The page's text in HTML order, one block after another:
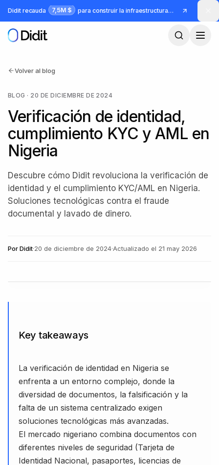
Saltar al contenido principal
Didit recauda 7,5M $ para construir la infraestructura para identidad y fraude
Volver al blog
BLOG · 20 DE DICIEMBRE DE 2024
Verificación de identidad,
cumplimiento KYC y AML en
Nigeria
Descubre cómo Didit revoluciona la verificación de
identidad y el cumplimiento KYC/AML en Nigeria.
Soluciones tecnológicas contra el fraude
documental y lavado de dinero.
PorDidit·20 de diciembre de 2024·Actualizado el 21 may 2026
Key takeaways
La verificación de identidad en Nigeria se
enfrenta a un entorno complejo, donde la
diversidad de documentos, la falsificación y la
falta de un sistema centralizado exigen
soluciones tecnológicas más avanzadas.
El mercado nigeriano combina documentos con
diferentes niveles de seguridad (Tarjeta de
Identidad Nacional, pasaportes, licencias de